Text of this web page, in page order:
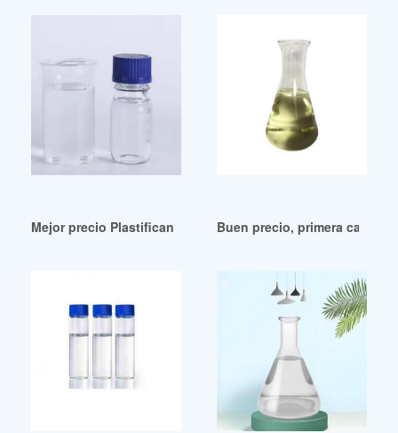
Mejor precio Plastificante Presentacion Final Peru
Buen precio, primera calidad,